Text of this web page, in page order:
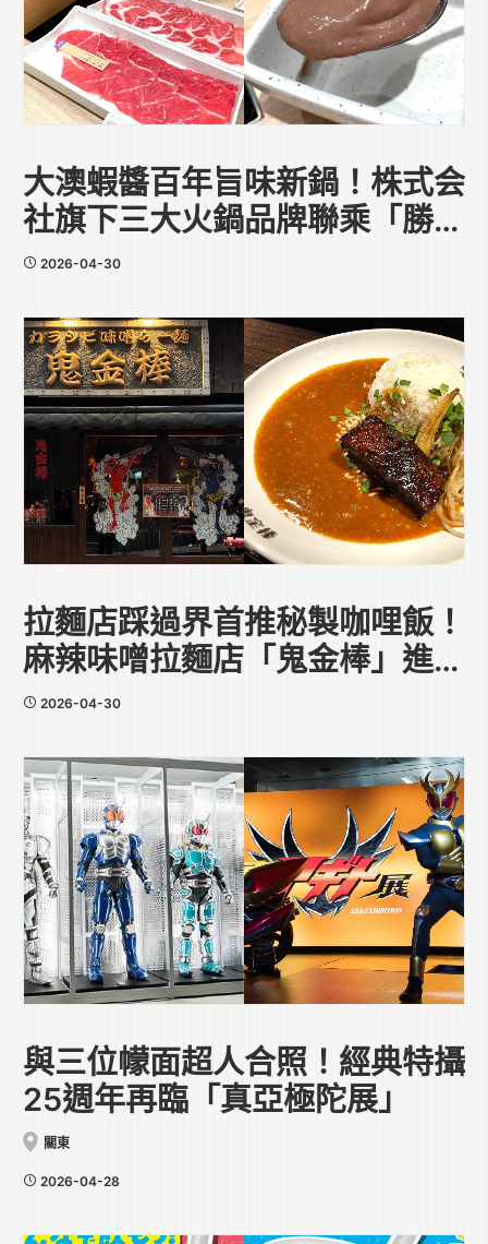
大澳蝦醬百年旨味新鍋！株式会
社旗下三大火鍋品牌聯乘「勝利
香蝦廠」
2026-04-30
拉麵店踩過界首推秘製咖哩飯！
麻辣味噌拉麵店「鬼金棒」進駐
中環
2026-04-30
與三位幪面超人合照！經典特攝
25週年再臨「真亞極陀展」
關東
2026-04-28